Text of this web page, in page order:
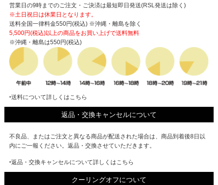
営業日の9時までのご注文・ご決済は最短即日発送(RSL発送は除く)
※土日祝日は休業日となります。
送料全国一律料金550円(税込) ※沖縄・離島を除く
5,500円(税込)以上の商品をお買い上げで送料無料
※沖縄・離島は550円(税込)
‣送料について詳しくはこちら
返品・交換キャンセルについて
不良品、またはご注文と異なる商品が配送された場合は、商品到着後8日以
内にご一報ください。返品・交換させていただきます。
‣返品・交換キャンセルについて詳しくはこちら
クーリングオフについて